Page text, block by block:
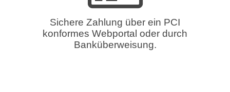
Sichere Zahlung über ein PCI
konformes Webportal oder durch
Banküberweisung.